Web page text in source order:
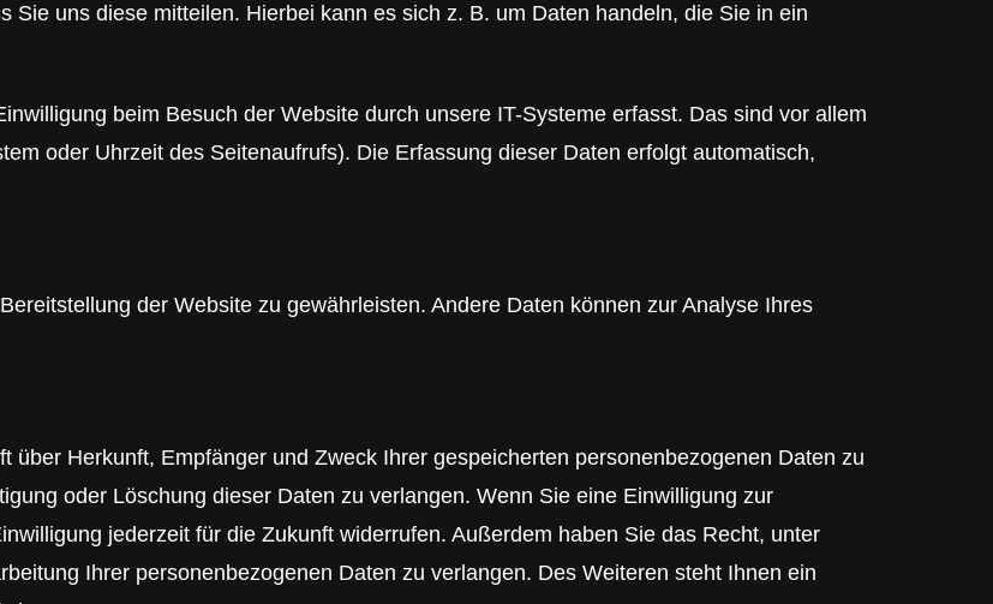
Sie uns diese mitteilen. Hierbei kann es sich z. B. um Daten handeln, die Sie in ein
beim Besuch der Website durch unsere IT-Systeme erfasst. Das sind vor allem
oder Uhrzeit des Seitenaufrufs). Die Erfassung dieser Daten erfolgt automatisch,
der Website zu gewährleisten. Andere Daten können zur Analyse Ihres
über Herkunft, Empfänger und Zweck Ihrer gespeicherten personenbezogenen Daten zu
oder Löschung dieser Daten zu verlangen. Wenn Sie eine Einwilligung zur
jederzeit für die Zukunft widerrufen. Außerdem haben Sie das Recht, unter
Ihrer personenbezogenen Daten zu verlangen. Des Weiteren steht Ihnen ein